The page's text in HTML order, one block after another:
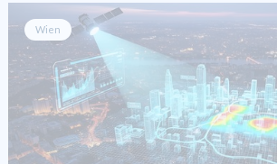
Wien